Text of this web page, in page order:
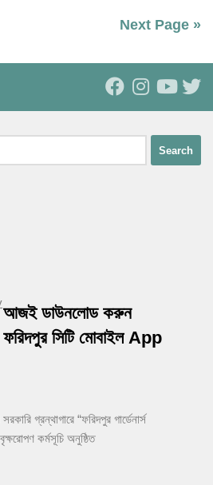
Next Page »
আজই ডাউনলোড করুন
ফরিদপুর সিটি মোবাইল App
গ্রন্থাগারে “ফরিদপুর গার্ডেনার্স
কর্মসূচি অনুষ্ঠিত